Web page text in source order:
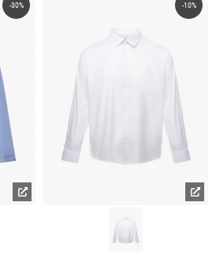
-30% -10%